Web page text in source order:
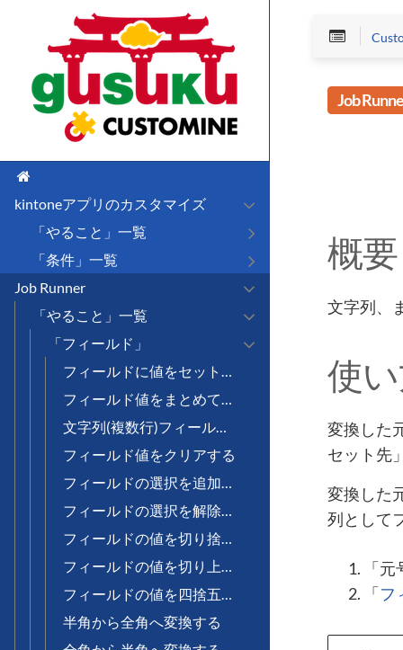
kintoneアプリのカスタマイズ
「やること」一覧
「条件」一覧
Job Runner
「やること」一覧
「フィールド」
フィールドに値をセットする
フィールド値をまとめてセットする
文字列(複数行)フィールドに値をセットする
フィールド値をクリアする
フィールドの選択を追加する
フィールドの選択を解除する
フィールドの値を切り捨てる
フィールドの値を切り上げる
フィールドの値を四捨五入する
半角から全角へ変換する
Job
概要
文字列、
使
変換した
セット先
変換した
列として
「
「フ